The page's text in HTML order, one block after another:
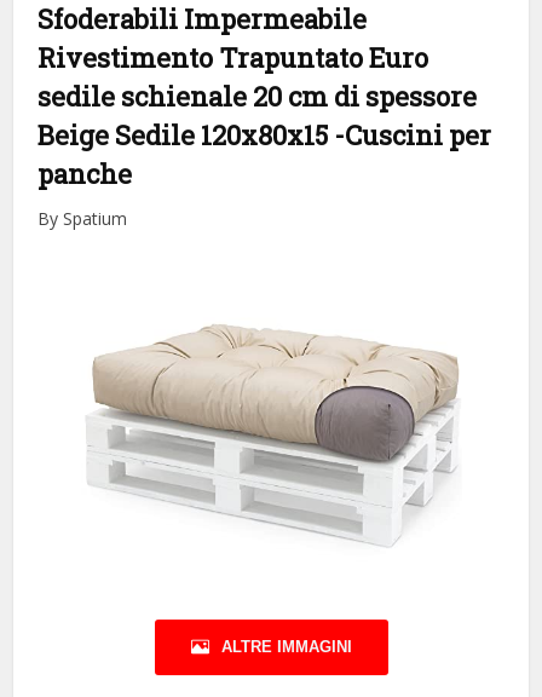
Sfoderabili Impermeabile
Rivestimento Trapuntato Euro
sedile schienale 20 cm di spessore
Beige Sedile 120x80x15 -Cuscini per
panche
By Spatium
ALTRE IMMAGINI